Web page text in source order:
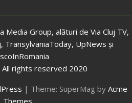
Media Group, alături de Via Cluj TV,
TransylvaniaToday, UpNews și
rights reserved 2020
| Theme: SuperMag by Acme